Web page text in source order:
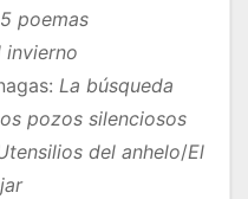
poemas
invierno
La búsqueda
pozos silenciosos
del anhelo/El